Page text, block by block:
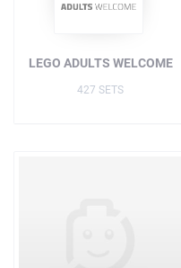
LEGO ADULTS WELCOME
427 SETS